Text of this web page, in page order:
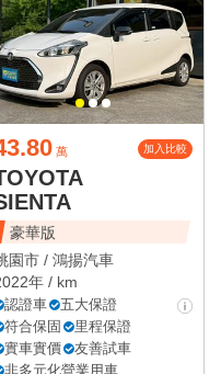
萬 加入比較
豪華版
園市 / 鴻揚汽車
年 / km
認證車
五大保證
符合保固
里程保證
實車實價
友善試車
非多元化營業用車